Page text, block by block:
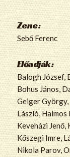
Zene:
Sebő Ferenc
Előadják:
Balogh József,
Bohus János,
Geiger György,
László, Halmos
Keveházi
Kőszegi Imre,
Nikola Parov,